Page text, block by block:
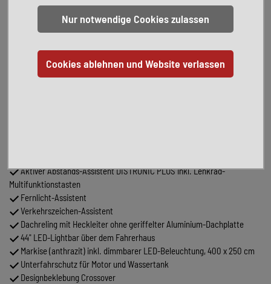
Kühlergrill Chrom
LED-High-Performance-Scheinwerfer
Stoßfänger, Anbauteile und Kühlergrillrahmen in Wagenfarbe lackiert
Windschutzscheibe beheizbar
Ablage für Smartphones inkl. wireless charging Funktion und
Aktiver Abstands-Assistent DISTRONIC PLUS inkl. Lenkrad-
Multifunktionstasten
Fernlicht-Assistent
Verkehrszeichen-Assistent
Dachreling mit Heckleiter ohne geriffelter Aluminium-Dachplatte
44" LED-Lightbar über dem Fahrerhaus
Markise (anthrazit) inkl. dimmbarer LED-Beleuchtung, 400 x 250 cm
Unterfahrschutz für Motor und Wassertank
Designbeklebung Crossover